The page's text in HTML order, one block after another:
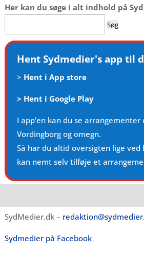
Her kan du søge i alt indhold på
efter:
Hent Sydmedier's app til
> Hent i App store
> Hent i Google Play
I app’en kan du se
Vordingborg og omegn.
Så har du altid oversigten lige ved
kan nemt selv tilføje et
SydMedier.dk –
Sydmedier på Facebook